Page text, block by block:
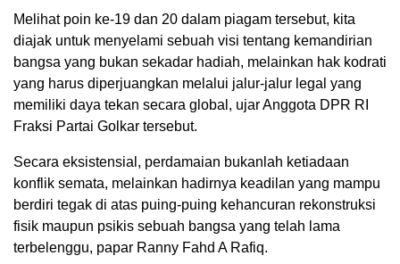
Melihat poin ke-19 dan 20 dalam piagam tersebut, kita
diajak untuk menyelami sebuah visi tentang kemandirian
bangsa yang bukan sekadar hadiah, melainkan hak kodrati
yang harus diperjuangkan melalui jalur-jalur legal yang
memiliki daya tekan secara global, ujar Anggota DPR RI
Fraksi Partai Golkar tersebut.
Secara eksistensial, perdamaian bukanlah ketiadaan
konflik semata, melainkan hadirnya keadilan yang mampu
berdiri tegak di atas puing-puing kehancuran rekonstruksi
fisik maupun psikis sebuah bangsa yang telah lama
terbelenggu, papar Ranny Fahd A Rafiq.